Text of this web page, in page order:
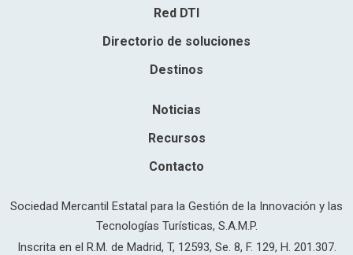
Red DTI
Directorio de soluciones
Destinos
Noticias
Recursos
Contacto
Sociedad Mercantil Estatal para la Gestión de la Innovación y las
Tecnologías Turísticas, S.A.M.P.
Inscrita en el R.M. de Madrid, T, 12593, Se. 8, F. 129, H. 201.307.